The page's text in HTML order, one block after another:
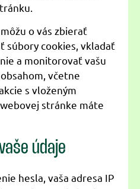
o vás zbierať
súbory cookies, vkladať
a monitorovať vašu
včetne
s vloženým
stránke máte
údaje
hesla, vaša adresa IP